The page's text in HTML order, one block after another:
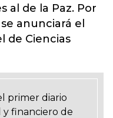
al de la Paz. Por
anunciará el
de Ciencias
primer diario
y financiero de